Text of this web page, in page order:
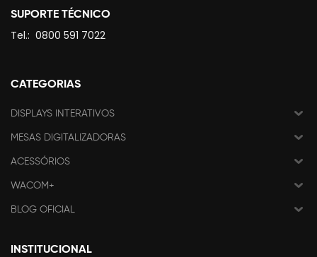
SUPORTE TÉCNICO
Tel.: 0800 591 7022
CATEGORIAS
DISPLAYS INTERATIVOS
MESAS DIGITALIZADORAS
ACESSÓRIOS
WACOM+
BLOG OFICIAL
INSTITUCIONAL